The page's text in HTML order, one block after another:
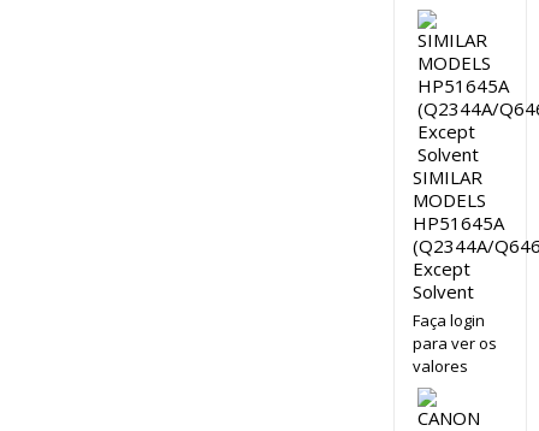
SIMILAR
MODELS
HP51645A
(Q2344A/
Except
Solvent
Faça login
para ver os
valores